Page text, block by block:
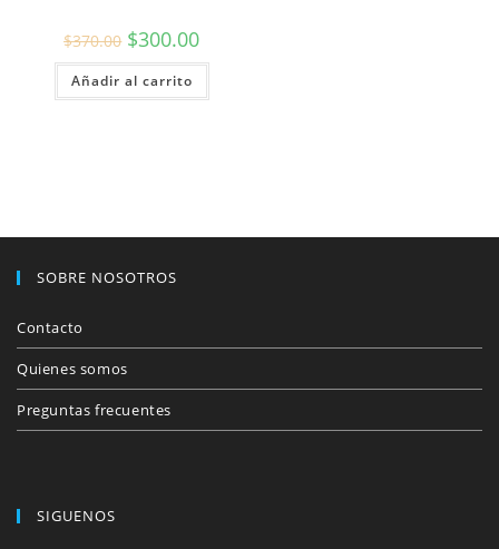
$370.00 El
precio
original
era:
$370.00.
$300.00El
actual
$300.00.
Añadir al carrito
SOBRE NOSOTROS
Contacto
Quienes somos
Preguntas frecuentes
SIGUENOS